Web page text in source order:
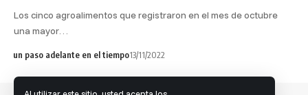
Los cinco agroalimentos que registraron en el mes de octubre
una mayor…
un paso adelante en el tiempo13/11/2022